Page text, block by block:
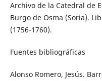
Archivo de la Catedral de
Burgo de Osma (Soria).
(1756-1760).
Fuentes bibliográficas
Alonso Romero, Jesús.